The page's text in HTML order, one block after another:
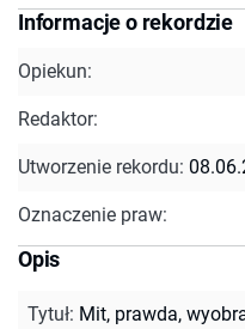
Informacje o rekordzie
Opiekun:
Redaktor:
Utworzenie rekordu:
Oznaczenie praw:
Opis
Tytuł: Mit, prawda,